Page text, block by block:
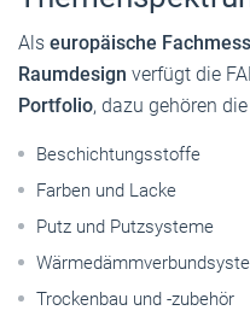
Als europäische
Raumdesign verfügt die
Portfolio, dazu gehören
Beschichtungsstoffe
Farben und Lacke
Putz und Putzsysteme
Trockenbau und -zubehör